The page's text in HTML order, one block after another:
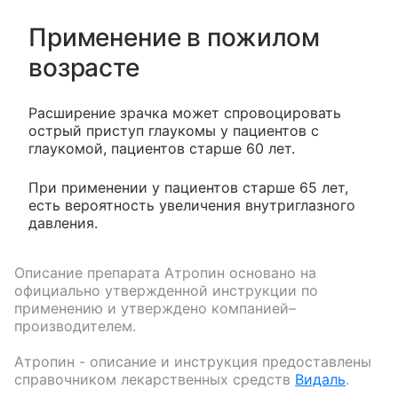
Применение в пожилом
возрасте
Расширение зрачка может спровоцировать
острый приступ глаукомы у пациентов с
глаукомой, пациентов старше 60 лет.
При применении у пациентов старше 65 лет,
есть вероятность увеличения внутриглазного
давления.
Описание препарата Атропин основано на
официально утвержденной инструкции по
применению и утверждено компанией–
производителем.
Атропин - описание и инструкция предоставлены
справочником лекарственных средств Видаль.